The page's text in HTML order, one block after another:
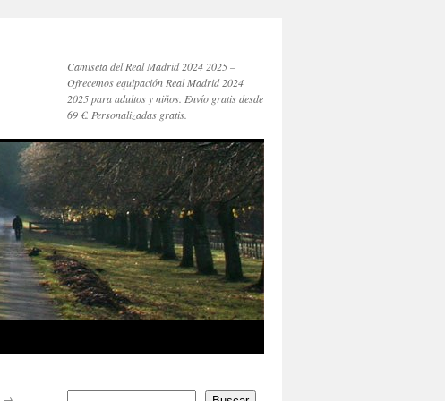
Camiseta del Real Madrid 2024 2025 –
Ofrecemos equipación Real Madrid 2024
2025 para adultos y niños. Envío gratis desde
69 €. Personalizadas gratis.
→